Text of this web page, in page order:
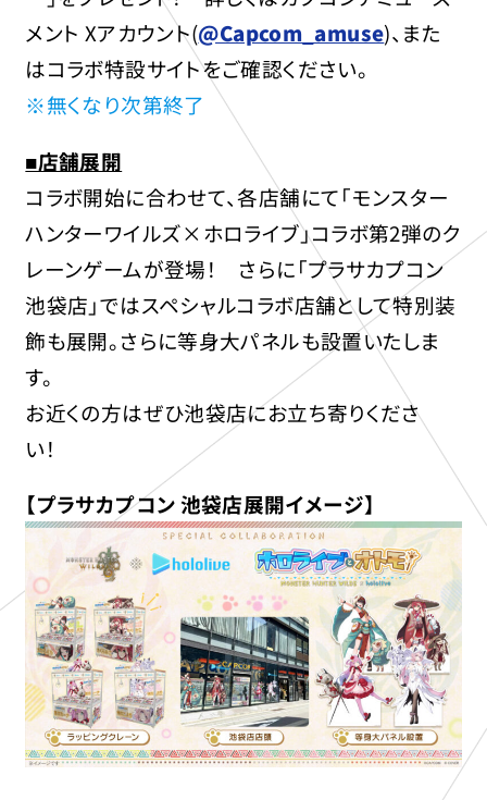
メント Xアカウント(@Capcom_amuse)、また
はコラボ特設サイトをご確認ください。
※無くなり次第終了
■店舗展開
コラボ開始に合わせて、各店舗にて「モンスター
ハンターワイルズ×ホロライブ」コラボ第2弾のク
レーンゲームが登場！ さらに「プラサカプコン
池袋店」ではスペシャルコラボ店舗として特別装
飾も展開。さらに等身大パネルも設置いたしま
す。
お近くの方はぜひ池袋店にお立ち寄りくださ
い！
【プラサカプコン 池袋店展開イメージ】